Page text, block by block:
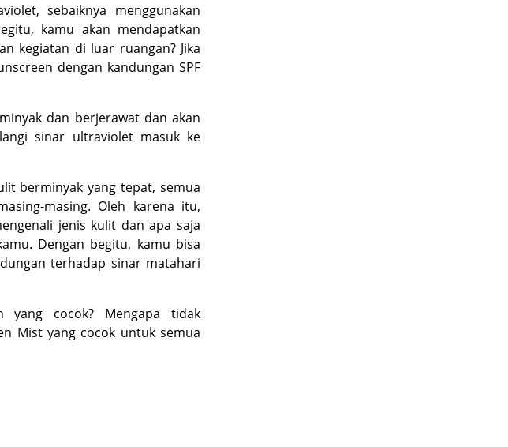
sebaiknya menggunakan
kamu akan mendapatkan
kegiatan di luar ruangan? Jika
dengan kandungan SPF
dan berjerawat dan akan
sinar ultraviolet masuk ke
berminyak yang tepat, semua
masing. Oleh karena itu,
jenis kulit dan apa saja
Dengan begitu, kamu bisa
terhadap sinar matahari
yang cocok? Mengapa tidak
Mist yang cocok untuk semua